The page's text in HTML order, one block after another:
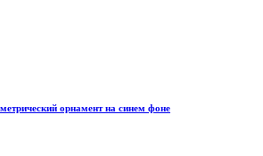
орнамент на синем фоне